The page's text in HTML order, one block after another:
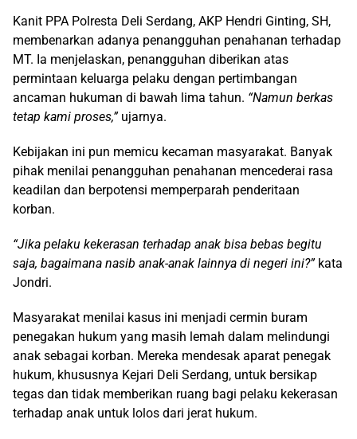
Kanit PPA Polresta Deli Serdang, AKP Hendri Ginting, SH,
membenarkan adanya penangguhan penahanan terhadap
MT. Ia menjelaskan, penangguhan diberikan atas
permintaan keluarga pelaku dengan pertimbangan
ancaman hukuman di bawah lima tahun. “Namun berkas
tetap kami proses,”ujarnya.
Kebijakan ini pun memicu kecaman masyarakat. Banyak
pihak menilai penangguhan penahanan mencederai rasa
keadilan dan berpotensi memperparah penderitaan
korban.
“Jika pelaku kekerasan terhadap anak bisa bebas begitu
saja, bagaimana nasib anak-anak lainnya di negeri ini?”kata
Jondri.
Masyarakat menilai kasus ini menjadi cermin buram
penegakan hukum yang masih lemah dalam melindungi
anak sebagai korban. Mereka mendesak aparat penegak
hukum, khususnya Kejari Deli Serdang, untuk bersikap
tegas dan tidak memberikan ruang bagi pelaku kekerasan
terhadap anak untuk lolos dari jerat hukum.